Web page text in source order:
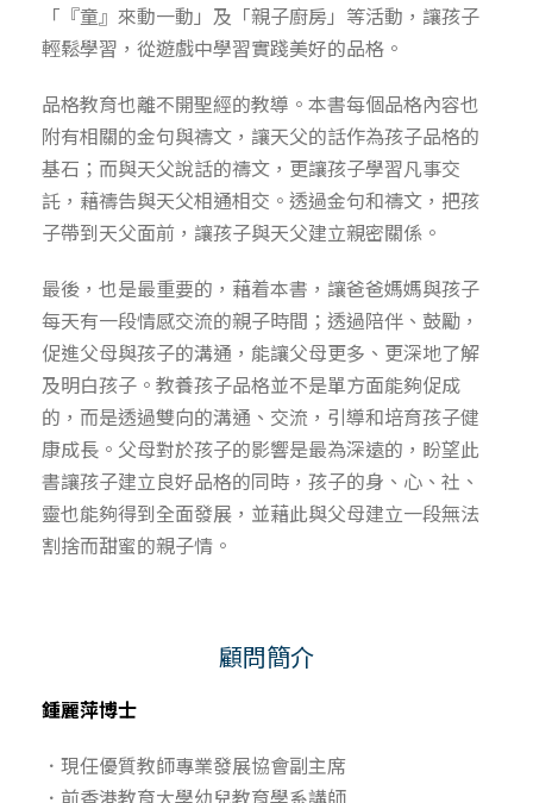
「『童』來動一動」及「親子廚房」等活動，讓孩子
輕鬆學習，從遊戲中學習實踐美好的品格。
品格教育也離不開聖經的教導。本書每個品格內容也
附有相關的金句與禱文，讓天父的話作為孩子品格的
基石；而與天父說話的禱文，更讓孩子學習凡事交
託，藉禱告與天父相通相交。透過金句和禱文，把孩
子帶到天父面前，讓孩子與天父建立親密關係。
最後，也是最重要的，藉着本書，讓爸爸媽媽與孩子
每天有一段情感交流的親子時間；透過陪伴、鼓勵，
促進父母與孩子的溝通，能讓父母更多、更深地了解
及明白孩子。教養孩子品格並不是單方面能夠促成
的，而是透過雙向的溝通、交流，引導和培育孩子健
康成長。父母對於孩子的影響是最為深遠的，盼望此
書讓孩子建立良好品格的同時，孩子的身、心、社、
靈也能夠得到全面發展，並藉此與父母建立一段無法
割捨而甜蜜的親子情。
顧問簡介
鍾麗萍博士
．現任優質教師專業發展協會副主席
．前香港教育大學幼兒教育學系講師